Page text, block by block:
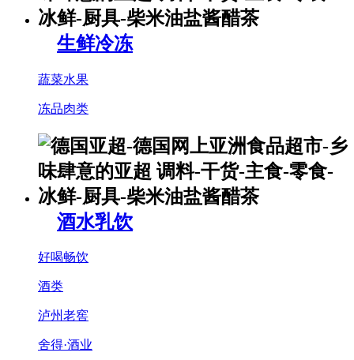
生鲜冷冻
蔬菜水果
冻品肉类
酒水乳饮
好喝畅饮
酒类
泸州老窖
舍得·酒业